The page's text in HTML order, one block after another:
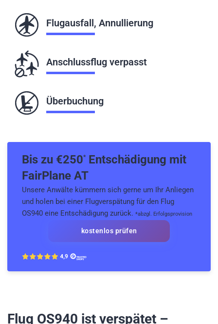
Flugausfall, Annullierung
Anschlussflug verpasst
Überbuchung
Bis zu €250*Entschädigung mit
FairPlane AT
Unsere Anwälte kümmern sich gerne um Ihr Anliegen
und holen bei einer Flugverspätung für den Flug
OS940 eine Entschädigung zurück. *abzgl. Erfolgsprovision
kostenlos prüfen
Flug OS940 ist verspätet –